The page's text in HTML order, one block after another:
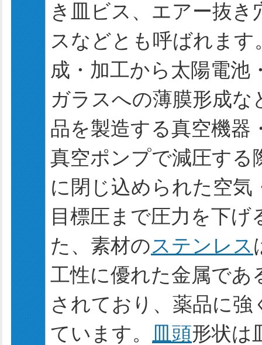
き皿ビス、エアー抜
スなどとも呼ばれま
成・加工から太陽電池
ガラスへの薄膜形成
品を製造する真空機器
真空ポンプで減圧する
に閉じ込められた空
目標圧まで圧力を下
た、素材のステンレス
工性に優れた金属であ
されており、薬品に
ています。
皿頭形状は